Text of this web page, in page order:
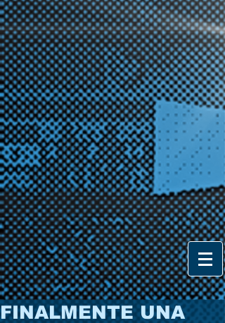
FINALMENTE UNA